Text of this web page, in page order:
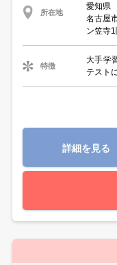
所在地
愛知県
名古屋
ン笠寺
特徴
大手学
テスト
詳細を見る